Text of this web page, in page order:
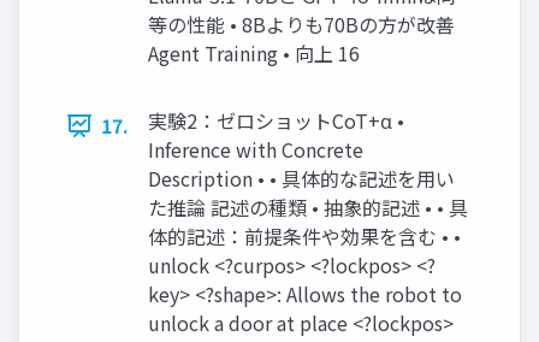
等の性能 • 8Bよりも70Bの方が改善
Agent Training • 向上 16
17.
実験2：ゼロショットCoT+α •
Inference with Concrete
Description • • 具体的な記述を用い
た推論 記述の種類 • 抽象的記述 • • 具
体的記述：前提条件や効果を含む • •
unlock <?curpos> <?lockpos> <?
key> <?shape>: Allows the robot to
unlock a door at place <?lockpos>